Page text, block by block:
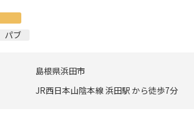
パブ
島根県浜田市
JR西日本山陰本線 浜田駅 から徒歩7分